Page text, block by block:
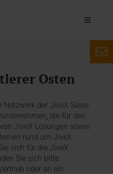
Osten
der JiveX Sales
die für den
JiveX Lösungen sowie
rund um JiveX
sich für die JiveX
Sie sich bitte
oder an ein